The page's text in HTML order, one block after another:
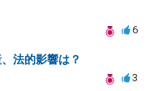
6
法的影響は？
3